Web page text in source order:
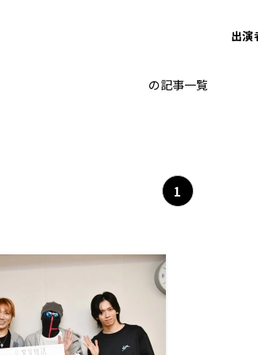
出演
の記事一覧
1